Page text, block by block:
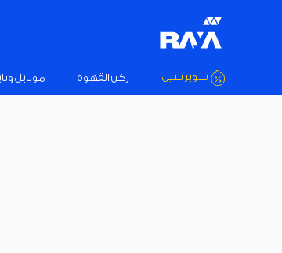
سوبر سيل ركن القهوة موبايل